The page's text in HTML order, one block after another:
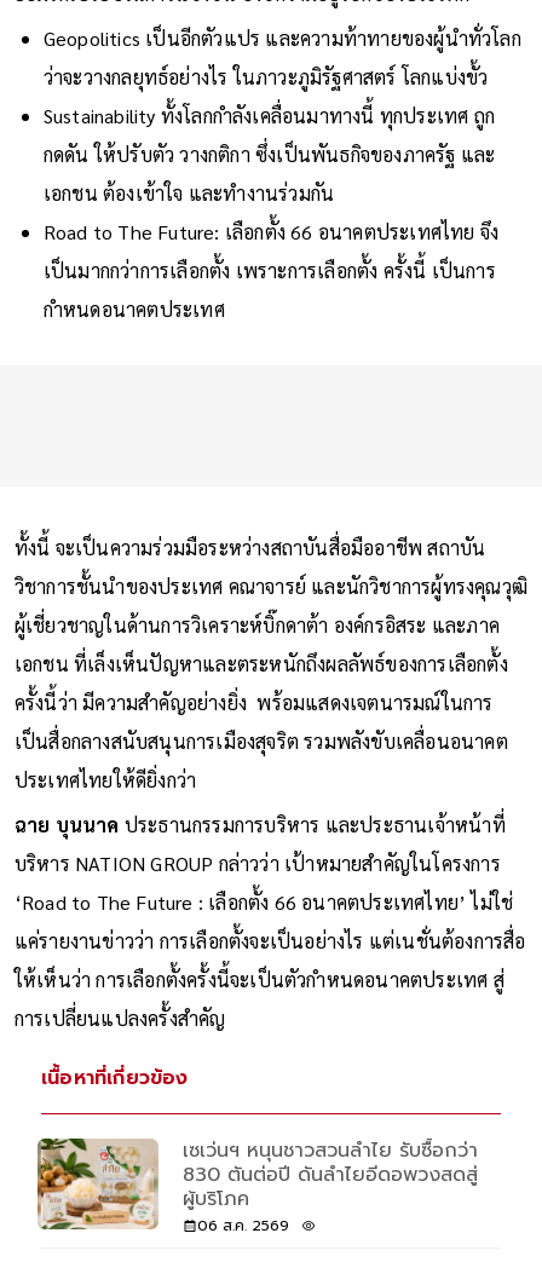
Geopolitics เป็นอีกตัวแปร และความท้าทายของผู้นำทั่วโลก
ว่าจะวางกลยุทธ์อย่างไร ในภาวะภูมิรัฐศาสตร์ โลกแบ่งขั้ว
Sustainability ทั้งโลกกำลังเคลื่อนมาทางนี้ ทุกประเทศ ถูก
กดดัน ให้ปรับตัว วางกติกา ซึ่งเป็นพันธกิจของภาครัฐ และ
เอกชน ต้องเข้าใจ และทำงานร่วมกัน
Road to The Future: เลือกตั้ง 66 อนาคตประเทศไทย จึง
เป็นมากกว่าการเลือกตั้ง เพราะการเลือกตั้ง ครั้งนี้ เป็นการ
กำหนดอนาคตประเทศ
ทั้งนี้ จะเป็นความร่วมมือระหว่างสถาบันสื่อมืออาชีพ สถาบัน
วิชาการชั้นนำของประเทศ คณาจารย์ และนักวิชาการผู้ทรงคุณวุฒิ
ผู้เชี่ยวชาญในด้านการวิเคราะห์บิ๊กดาต้า องค์กรอิสระ และภาค
เอกชน ที่เล็งเห็นปัญหาและตระหนักถึงผลลัพธ์ของการเลือกตั้ง
ครั้งนี้ว่า มีความสำคัญอย่างยิ่ง พร้อมแสดงเจตนารมณ์ในการ
เป็นสื่อกลางสนับสนุนการเมืองสุจริต รวมพลังขับเคลื่อนอนาคต
ประเทศไทยให้ดียิ่งกว่า
ฉาย บุนนาค ประธานกรรมการบริหาร และประธานเจ้าหน้าที่
บริหาร NATION GROUP กล่าวว่า เป้าหมายสำคัญในโครงการ
‘Road to The Future : เลือกตั้ง 66 อนาคตประเทศไทย’ ไม่ใช่
แค่รายงานข่าวว่า การเลือกตั้งจะเป็นอย่างไร แต่เนชั่นต้องการสื่อ
ให้เห็นว่า การเลือกตั้งครั้งนี้จะเป็นตัวกำหนดอนาคตประเทศ สู่
การเปลี่ยนแปลงครั้งสำคัญ
เนื้อหาที่เกี่ยวข้อง
เซเว่นฯ หนุนชาวสวนลำไย รับซื้อกว่า
830 ตันต่อปี ดันลำไยอีดอพวงสดสู่
ผู้บริโภค
06 ส.ค. 2569